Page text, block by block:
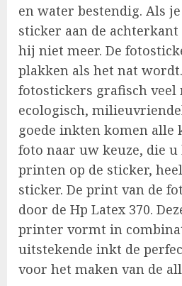
en water bestendig. Als
sticker aan de
hij niet meer. De
plakken als het nat
fotostickers grafisch veel
ecologisch,
goede inkten komen alle
foto naar uw keuze, die
printen op de sticker,
sticker. De print van de
door de Hp Latex 370.
printer vormt in
uitstekende inkt de
voor het maken van de